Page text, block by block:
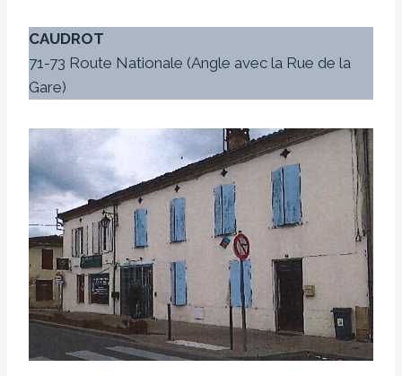
CAUDROT
71-73 Route Nationale (Angle avec la Rue de la
Gare)